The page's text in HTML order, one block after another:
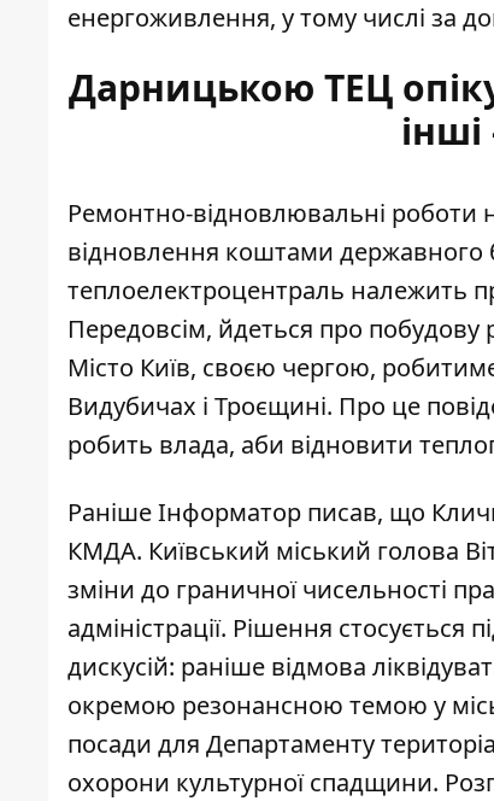
енергоживлення, у тому числі за
Дарницькою ТЕЦ
Ремонтно-відновлювальні роботи
відновлення коштами
теплоелектроцентраль належить
Передовсім, йдеться про побудову
Місто Київ, своєю чергою,
Видубичах і Троєщині. Про це
робить влада, аби відновити
Раніше Інформатор писав, що
КМДА. Київський міський голова
зміни до граничної чисельності
адміністрації. Рішення стосується
дискусій: раніше відмова
окремою резонансною темою у
посади для Департаменту
охорони культурної спадщини.